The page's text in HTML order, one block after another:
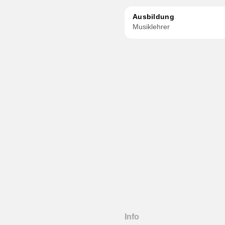
Ausbildung
Musiklehrer
Info